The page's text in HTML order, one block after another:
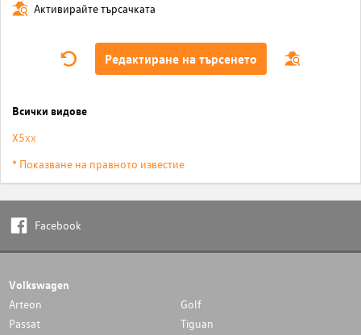
Активирайте търсачката
Редактиране на търсенето
Всички видове
X5xx
* Показване на правното известие
Facebook
Volkswagen
Arteon
Golf
Passat
Tiguan